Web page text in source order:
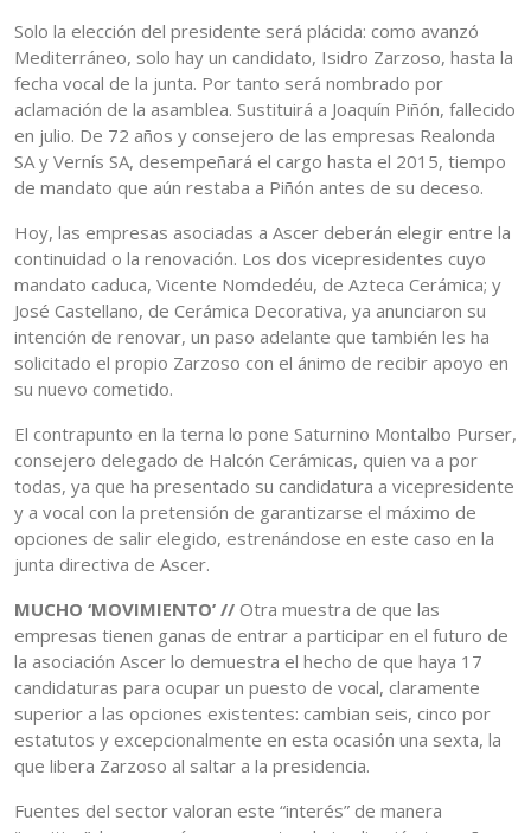
Solo la elección del presidente será plácida: como avanzó
Mediterráneo, solo hay un candidato, Isidro Zarzoso, hasta la
fecha vocal de la junta. Por tanto será nombrado por
aclamación de la asamblea. Sustituirá a Joaquín Piñón, fallecido
en julio. De 72 años y consejero de las empresas Realonda
SA y Vernís SA, desempeñará el cargo hasta el 2015, tiempo
de mandato que aún restaba a Piñón antes de su deceso.
Hoy, las empresas asociadas a Ascer deberán elegir entre la
continuidad o la renovación. Los dos vicepresidentes cuyo
mandato caduca, Vicente Nomdedéu, de Azteca Cerámica; y
José Castellano, de Cerámica Decorativa, ya anunciaron su
intención de renovar, un paso adelante que también les ha
solicitado el propio Zarzoso con el ánimo de recibir apoyo en
su nuevo cometido.
El contrapunto en la terna lo pone Saturnino Montalbo Purser,
consejero delegado de Halcón Cerámicas, quien va a por
todas, ya que ha presentado su candidatura a vicepresidente
y a vocal con la pretensión de garantizarse el máximo de
opciones de salir elegido, estrenándose en este caso en la
junta directiva de Ascer.
MUCHO ‘MOVIMIENTO’ // Otra muestra de que las
empresas tienen ganas de entrar a participar en el futuro de
la asociación Ascer lo demuestra el hecho de que haya 17
candidaturas para ocupar un puesto de vocal, claramente
superior a las opciones existentes: cambian seis, cinco por
estatutos y excepcionalmente en esta ocasión una sexta, la
que libera Zarzoso al saltar a la presidencia.
Fuentes del sector valoran este “interés” de manera